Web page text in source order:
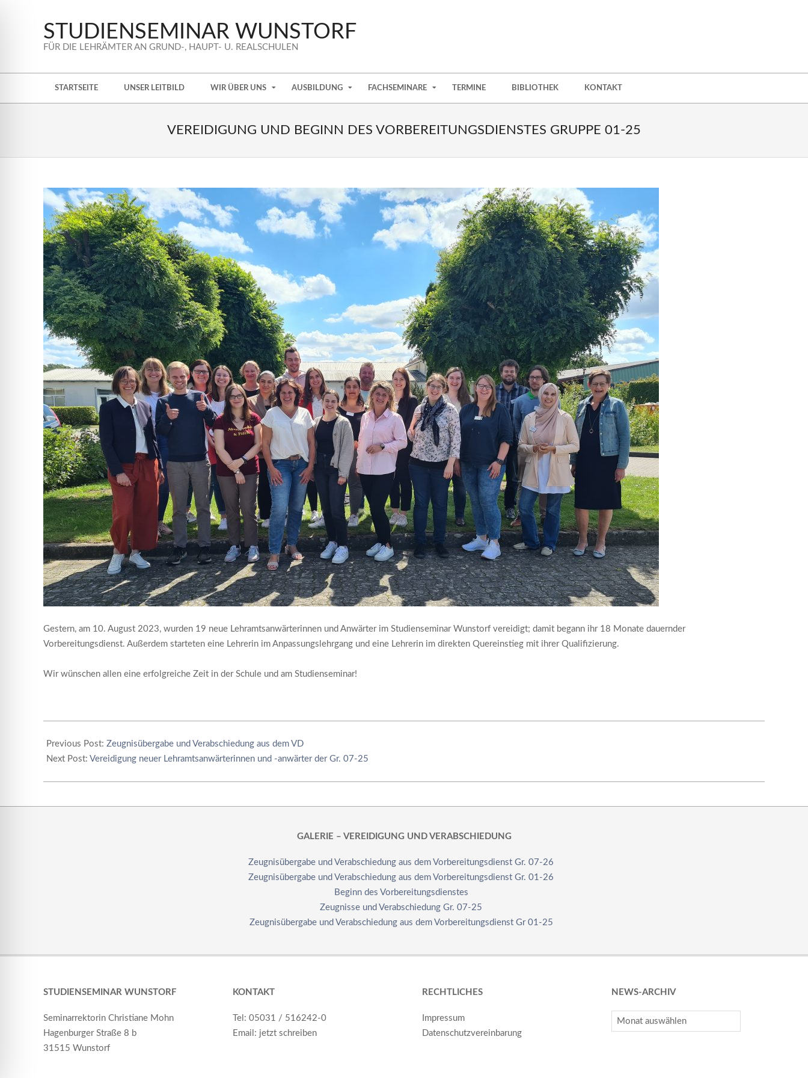
STUDIENSEMINAR WUNSTORF
FÜR DIE LEHRÄMTER AN GRUND-, HAUPT- U. REALSCHULEN
STARTSEITE UNSER LEITBILD WIR ÜBER UNS AUSBILDUNG FACHSEMINARE TERMINE BIBLIOTHEK KONTAKT
VEREIDIGUNG UND BEGINN DES VORBEREITUNGSDIENSTES GRUPPE 01-25
Gestern, am 10. August 2023, wurden 19 neue Lehramtsanwärterinnen und Anwärter im Studienseminar Wunstorf vereidigt; damit begann ihr 18 Monate dauernder
Vorbereitungsdienst. Außerdem starteten eine Lehrerin im Anpassungslehrgang und eine Lehrerin im direkten Quereinstieg mit ihrer Qualifizierung.
Wir wünschen allen eine erfolgreiche Zeit in der Schule und am Studienseminar!
08-
11
Previous Post: Zeugnisübergabe und Verabschiedung aus dem VD
Next Post: Vereidigung neuer Lehramtsanwärterinnen und -anwärter der Gr. 07-25
GALERIE – VEREIDIGUNG UND VERABSCHIEDUNG
Zeugnisübergabe und Verabschiedung aus dem Vorbereitungsdienst Gr. 07-26
Zeugnisübergabe und Verabschiedung aus dem Vorbereitungsdienst Gr. 01-26
Beginn des Vorbereitungsdienstes
Zeugnisse und Verabschiedung Gr. 07-25
Zeugnisübergabe und Verabschiedung aus dem Vorbereitungsdienst Gr 01-25
STUDIENSEMINAR WUNSTORF
Seminarrektorin Christiane Mohn
Hagenburger Straße 8 b
31515 Wunstorf
KONTAKT
Tel: 05031 / 516242-0
Email: jetzt schreiben
RECHTLICHES
Impressum
Datenschutzvereinbarung
NEWS-ARCHIV
News-
Archiv